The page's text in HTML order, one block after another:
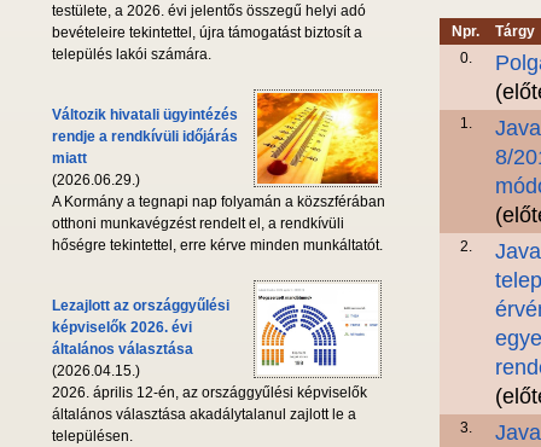
testülete, a 2026. évi jelentős összegű helyi adó
bevételeire tekintettel, újra támogatást biztosít a
település lakói számára.
Változik hivatali ügyintézés
rendje a rendkívüli időjárás
miatt
(2026.06.29.)
A Kormány a tegnapi nap folyamán a közszférában
otthoni munkavégzést rendelt el, a rendkívüli
hőségre tekintettel, erre kérve minden munkáltatót.
Lezajlott az országgyűlési
képviselők 2026. évi
általános választása
(2026.04.15.)
2026. április 12-én, az országgyűlési képviselők
általános választása akadálytalanul zajlott le a
településen.
Npr.
Tárgy
0.
1.
8/
2.
3.